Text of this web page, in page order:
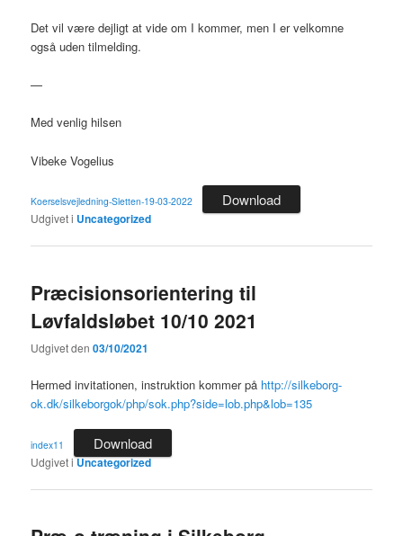
Det vil være dejligt at vide om I kommer, men I er velkomne
også uden tilmelding.
—
Med venlig hilsen
Vibeke Vogelius
Koerselsvejledning-Sletten-19-03-2022 Download
Udgivet i Uncategorized
Præcisionsorientering til
Løvfaldsløbet 10/10 2021
Udgivet den03/10/2021
Hermed invitationen, instruktion kommer på http://silkeborg-
ok.dk/silkeborgok/php/sok.php?side=lob.php&lob=135
index11 Download
Udgivet iUncategorized